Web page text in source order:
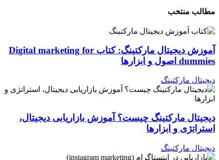
مطالب منتخب
آموزش دیجیتال مارکتینگ: کتاب Digital marketing for
dummies اصول و ابزارها
دیجیتال مارکتینگ
دیجیتال مارکتینگ چیست؟ آموزش بازاریابی دیجیتال،
استراتژی و ابزارها
دیجیتال مارکتینگ